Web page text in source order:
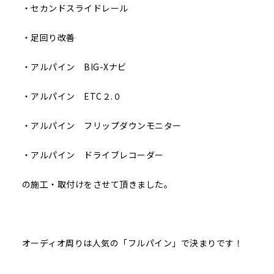
・セカンドスライドレール
・足回り改善
・アルパイン BIG-Xナビ
・アルパイン ETC２.０
・アルパイン フリップダウンモニター
・アルパイン ドライブレコーダー
の施工・取付けをさせて頂きました。
オーディオ周りは人気の「フルパイン」で決まりです！